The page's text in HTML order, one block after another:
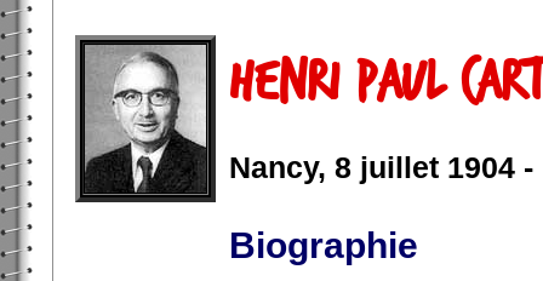
Henri Paul
Nancy, 8 juillet 1904
Biographie